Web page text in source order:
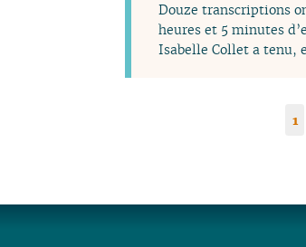
Douze transcriptions
heures et 5 minutes
Isabelle Collet a tenu,
1